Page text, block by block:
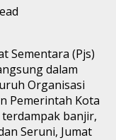
Sementara (Pjs)
dalam
Organisasi
Pemerintah Kota
banjir,
Seruni, Jumat